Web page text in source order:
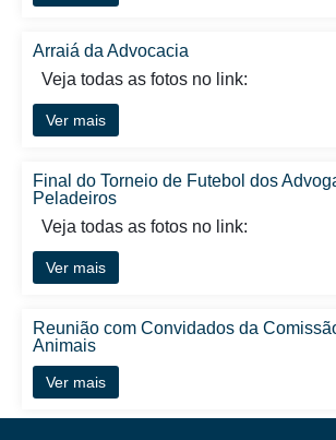
Arraiá da Advocacia
Veja todas as fotos no link:
Ver mais
Final do Torneio de Futebol dos
Peladeiros
Veja todas as fotos no link:
Ver mais
Reunião com Convidados da
Animais
Ver mais